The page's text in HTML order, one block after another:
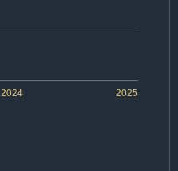
2024 2025